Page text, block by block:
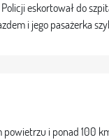
eskortował do
i jego pasażerka
i ponad 100